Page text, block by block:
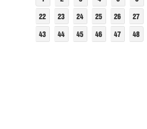
22
23 24 25 26 27
43
44 45 46 47 48